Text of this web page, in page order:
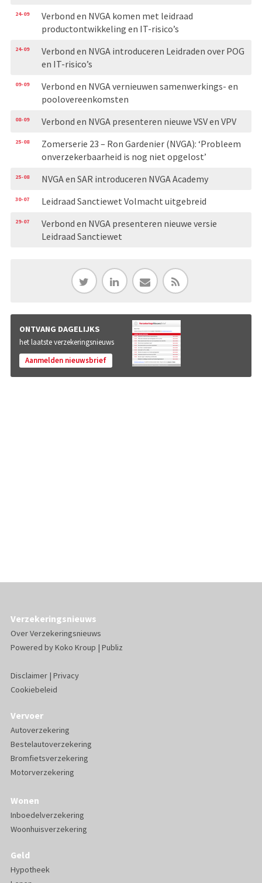
24-09
Verbond en NVGA komen met leidraad
productontwikkeling en IT-risico’s
24-09
Verbond en NVGA introduceren Leidraden over POG
en IT-risico’s
09-09
Verbond en NVGA vernieuwen samenwerkings- en
poolovereenkomsten
08-09 Verbond en NVGA presenteren nieuwe VSV en VPV
25-08
Zomerserie 23 – Ron Gardenier (NVGA): ‘Probleem
onverzekerbaarheid is nog niet opgelost’
25-08 NVGA en SAR introduceren NVGA Academy
30-07 Leidraad Sanctiewet Volmacht uitgebreid
29-07
Verbond en NVGA presenteren nieuwe versie
Leidraad Sanctiewet
ONTVANG DAGELIJKS
het laatste verzekeringsnieuws
Aanmelden nieuwsbrief
Verzekeringsnieuws
Over Verzekeringsnieuws
Powered byKoko Kroup | Publiz
Disclaimer| Privacy
Cookiebeleid
Vervoer
Autoverzekering
Bestelautoverzekering
Bromfietsverzekering
Motorverzekering
Wonen
Inboedelverzekering
Woonhuisverzekering
Geld
Hypotheek